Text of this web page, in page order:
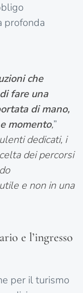
profonda
che
fare una
di mano,
momento,”
dedicati, i
dei percorsi
e non in una
e l’ingresso
per il turismo